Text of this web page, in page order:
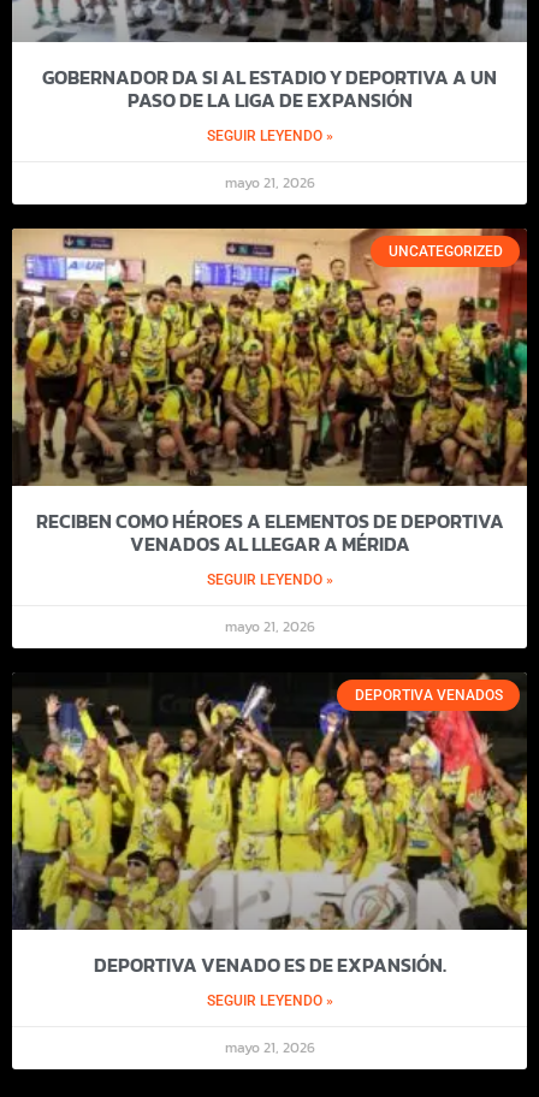
GOBERNADOR DA SI AL ESTADIO Y DEPORTIVA A UN
PASO DE LA LIGA DE EXPANSIÓN
SEGUIR LEYENDO »
mayo 21, 2026
UNCATEGORIZED
RECIBEN COMO HÉROES A ELEMENTOS DE DEPORTIVA
VENADOS AL LLEGAR A MÉRIDA
SEGUIR LEYENDO »
mayo 21, 2026
DEPORTIVA VENADOS
DEPORTIVA VENADO ES DE EXPANSIÓN.
SEGUIR LEYENDO »
mayo 21, 2026